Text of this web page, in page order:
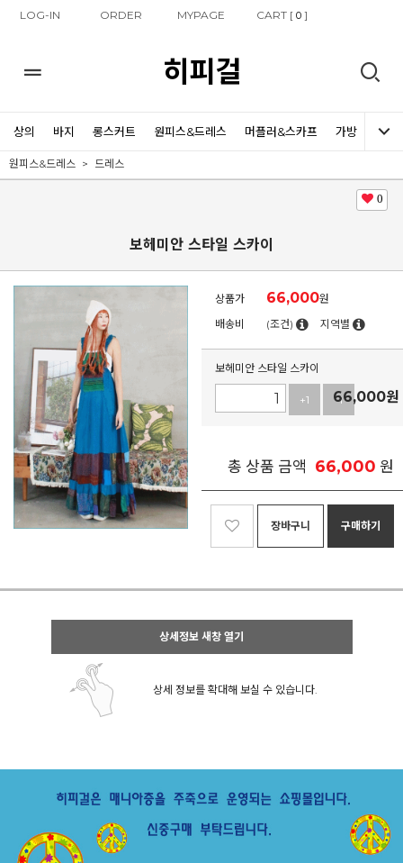
LOG-IN ORDER MYPAGE CART [0 ]
히피걸
상의 바지 롱스커트 원피스&드레스 머플러&스카프 가방 신발
원피스&드레스 드레스
0
보헤미안 스타일 스카이
상품가 66,000원
배송비
(조건) 지역별
보헤미안 스타일 스카이
+1 -1
66,000원
총 상품 금액 66,000 원
장바구니 구매하기
상세정보 새창 열기
상세 정보를 확대해 보실 수 있습니다.